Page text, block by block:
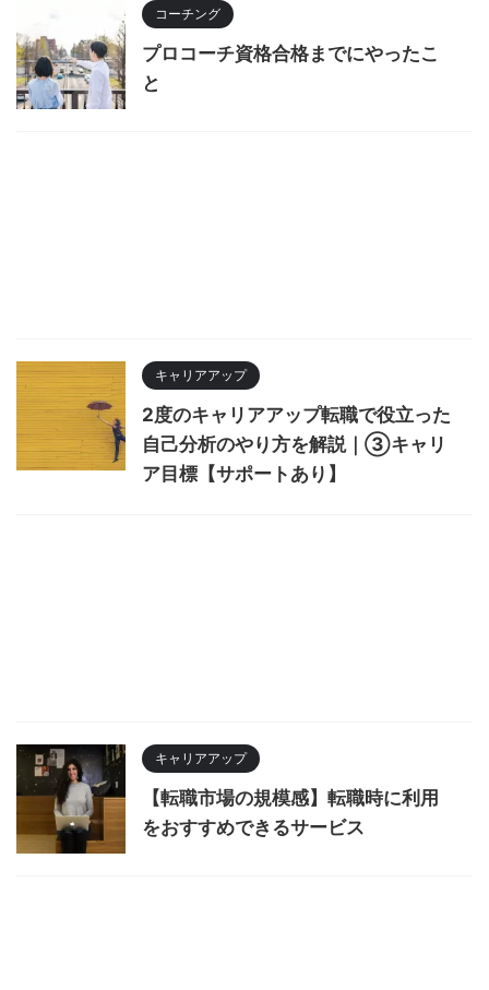
コーチング
プロコーチ資格合格までにやったこ
と
キャリアアップ
2度のキャリアアップ転職で役立った
自己分析のやり方を解説｜③キャリ
ア目標【サポートあり】
キャリアアップ
【転職市場の規模感】転職時に利用
をおすすめできるサービス